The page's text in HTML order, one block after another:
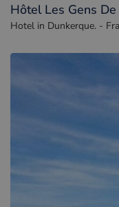
Hôtel Les Gens
Hotel in Dunkerque. -